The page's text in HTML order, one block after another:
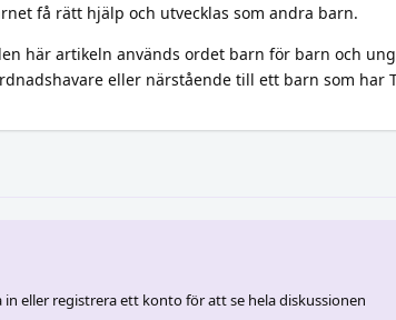
få rätt hjälp och utvecklas som andra barn.
här artikeln används ordet barn för barn och
eller närstående till ett barn som har
in eller registrera ett konto för att se hela diskussionen